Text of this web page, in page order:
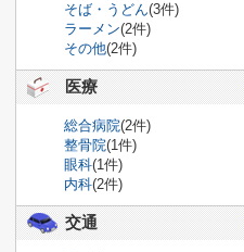
そば・うどん(3件)
ラーメン(2件)
その他(2件)
医療
総合病院(2件)
整骨院(1件)
眼科(1件)
内科(2件)
交通